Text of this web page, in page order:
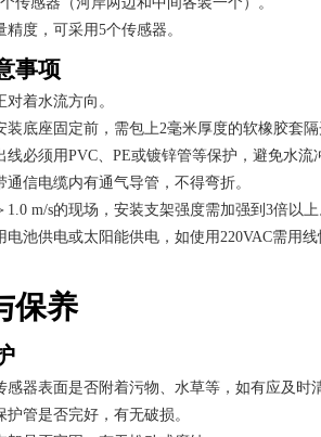
精度，可采用5个传感器。
事项
对着水流方向。
装底座固定前，需包上2毫米厚度的软橡胶套
线必须用PVC、PE或镀锌管等保护，避免水流
通信电缆内有通气导管，不得弯折。
1.0 m/s的现场，安装支架强度需加强到3倍以
电池供电或太阳能供电，如使用220VAC需用
保养
感器表面是否附着污物、水草等，如有应及时
护管是否完好，有无破损。